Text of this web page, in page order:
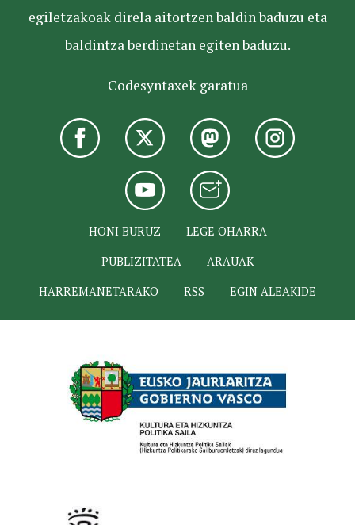
egiletzakoak direla aitortzen baldin baduzu eta
baldintza berdinetan egiten baduzu.
Codesyntaxek garatua
HONI BURUZ
LEGE OHARRA
PUBLIZITATEA
ARAUAK
HARREMANETARAKO
RSS EGIN ALEAKIDE